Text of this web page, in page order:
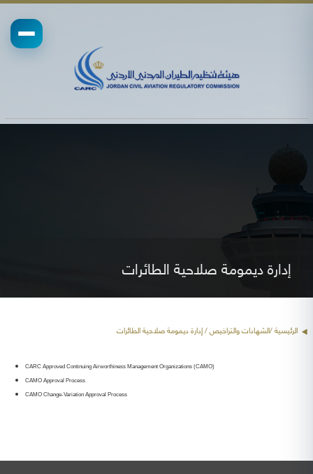
إدارة ديمومة صلاحية الطائرات
الرئيسية /الشهادات والتراخيص/ إدارة ديمومة صلاحية الطائرات
CARC Approved Continuing Airworthiness Management Organizations (CAMO)
CAMO Approval Process
CAMO Change-Variation Approval Process